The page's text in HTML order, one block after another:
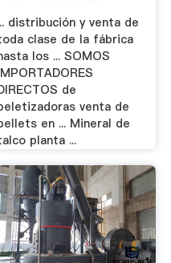
Venta ...
distribución y venta de
clase de la fábrica
los ... SOMOS
de
venta de
en ... Mineral de
planta ...